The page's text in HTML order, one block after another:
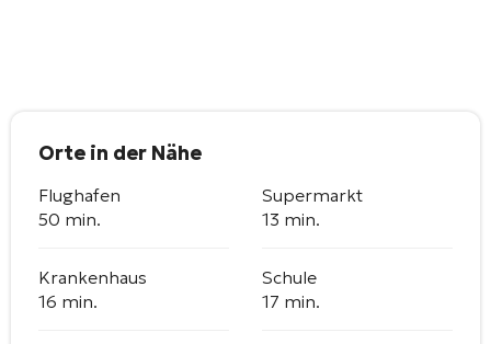
Orte in der Nähe
Flughafen
50 min.
Supermarkt
13 min.
Krankenhaus
16 min.
Schule
17 min.